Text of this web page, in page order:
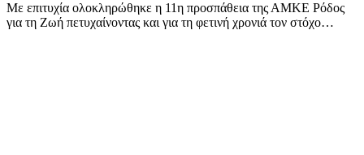
Με επιτυχία ολοκληρώθηκε η 11η προσπάθεια της ΑΜΚΕ Ρόδος
για τη Ζωή πετυχαίνοντας και για τη φετινή χρονιά τον στόχο…